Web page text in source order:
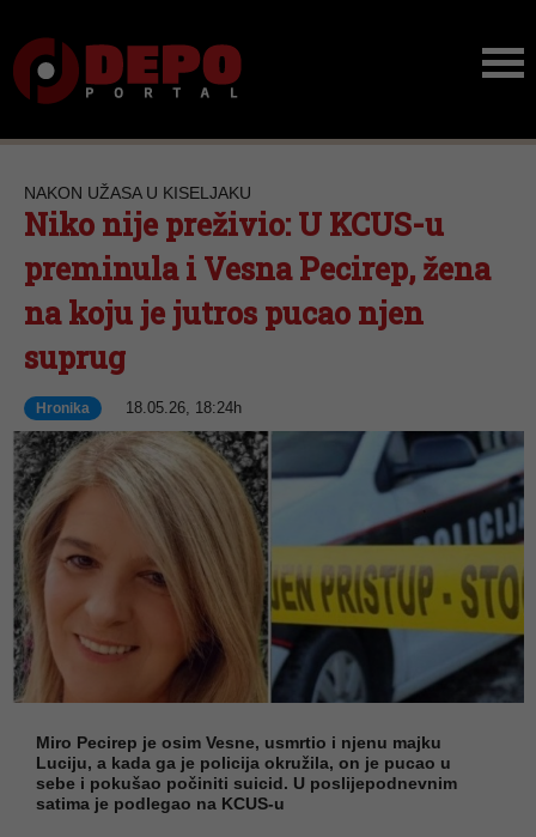
NAKON UŽASA U KISELJAKU
Niko nije preživio: U KCUS-u
preminula i Vesna Pecirep, žena
na koju je jutros pucao njen
suprug
Hronika 18.05.26, 18:24h
Miro Pecirep je osim Vesne, usmrtio i njenu majku
Luciju, a kada ga je policija okružila, on je pucao u
sebe i pokušao počiniti suicid. U poslijepodnevnim
satima je podlegao na KCUS-u